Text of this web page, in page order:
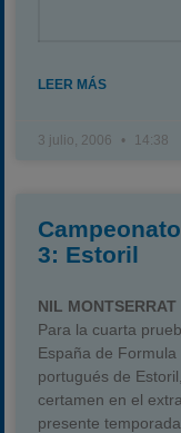
LEER MÁS
3 julio, 2006 14:38
3: Estoril
NIL
Para la cuarta
España de
portugués de
certamen en el
presente temporada.